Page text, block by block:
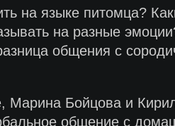
на языке питомца?
на разные
общения с
Бойцова и
общение с